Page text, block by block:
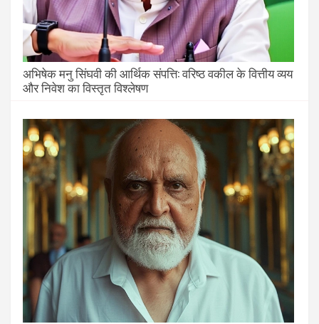
अभिषेक मनु सिंघवी की आर्थिक संपत्ति: वरिष्ठ वकील के वित्तीय व्यय
और निवेश का विस्तृत विश्लेषण